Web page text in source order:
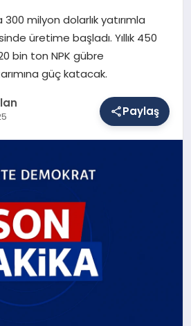
300 milyon dolarlık yatırımla
üretime başladı. Yıllık 450
bin ton NPK gübre
güç katacak.
Paylaş